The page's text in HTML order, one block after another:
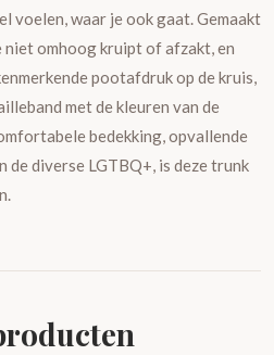
voelen, waar je ook gaat. Gemaakt
omhoog kruipt of afzakt, en
pootafdruk op de kruis,
met de kleuren van de
bedekking, opvallende
de diverse LGTBQ+, is deze trunk